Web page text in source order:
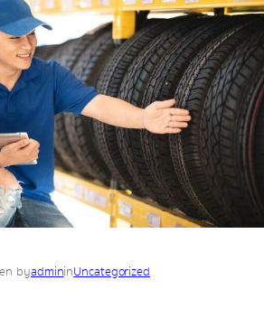
byadmininUncategorized